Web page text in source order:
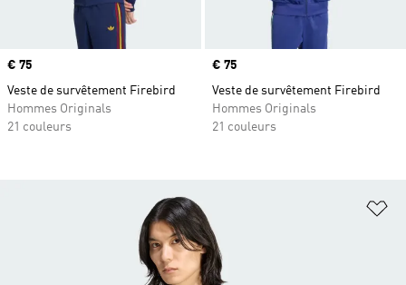
Prix
€ 75
Veste de survêtement Firebird
Hommes Originals
21 couleurs
Prix
€ 75
Veste de survêtement Firebird
Hommes Originals
21 couleurs